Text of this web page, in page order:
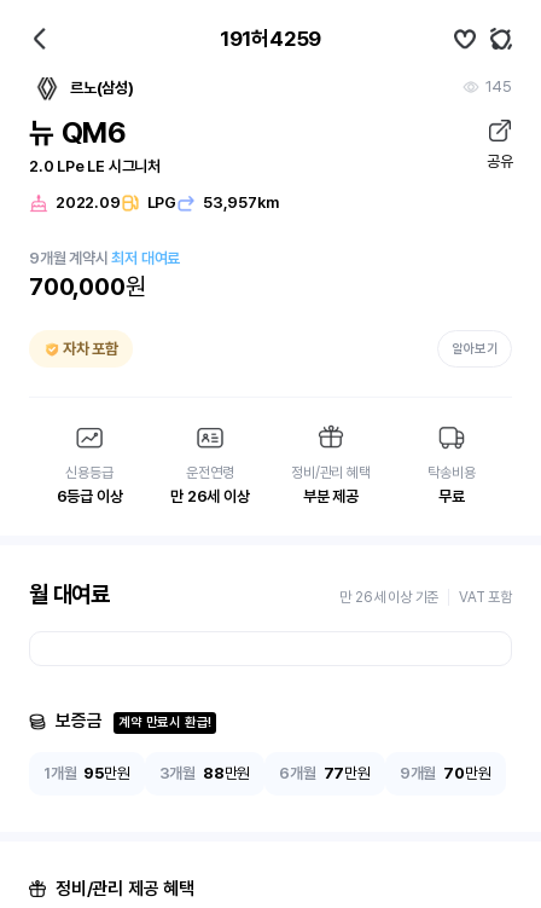
191허4259
르노(삼성) 145
뉴 QM6
2.0 LPe LE 시그니처 공유
2022.09 LPG 53,957km
9개월 계약시최저 대여료
700,000원
자차 포함 알아보기
신용등급
6등급 이상
운전연령
만 26세 이상
정비/관리 혜택
부분 제공
탁송비용
무료
월 대여료 만 26세 이상 기준 VAT 포함
보증금 계약 만료시 환급!
1개월 95만원 3개월 88만원 6개월 77만원 9개월 70만원
정비/관리 제공 혜택